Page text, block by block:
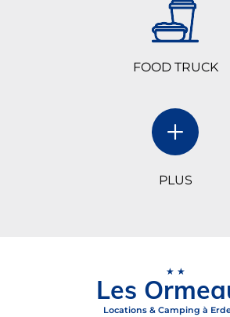
FOOD TRUCK
PLUS
★★
Les
Locations & Camping à